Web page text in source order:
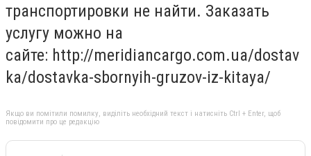
транспортировки не найти. Заказать
услугу можно на
сайте: http://meridiancargo.com.ua/dostav
ka/dostavka-sbornyih-gruzov-iz-kitaya/
Якщо ви помітили помилку, виділіть необхідний текст і натисніть Ctrl + Enter, щоб
повідомити про це редакцію